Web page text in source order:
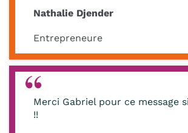
Nathalie Djender
Entrepreneure
Merci Gabriel pour ce message
!!